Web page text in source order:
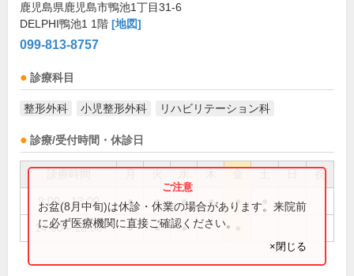
鹿児島県鹿児島市鴨池1丁目31-6
DELPHI鴨池1 1階 [地図]
099-813-8757
診療科目
整形外科 小児整形外科 リハビリテーション科
診療/受付時間・休診日
祝
9:00～13:00 ● ● ● ● ●
14:00～18:00 ● ● ●
お盆(8月中旬)は休診・休業の場合があります。来院前
に必ず医療機関に直接ご確認ください。
×閉じる